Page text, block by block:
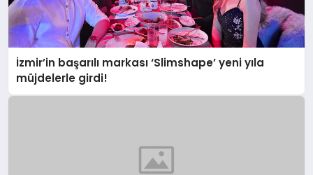
İzmir’in başarılı markası ‘Slimshape’ yeni yıla
müjdelerle girdi!